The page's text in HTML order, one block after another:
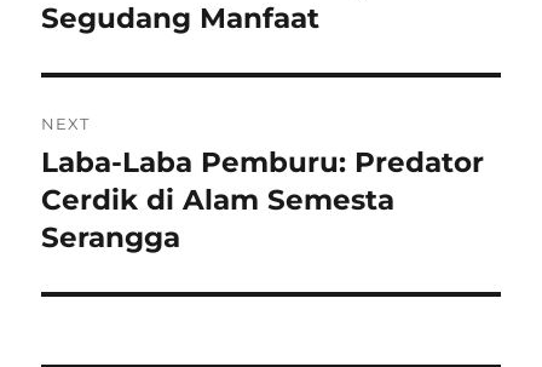
Segudang Manfaat
NEXT
Next
post:
Laba-Laba Pemburu: Predator
Cerdik di Alam Semesta
Serangga